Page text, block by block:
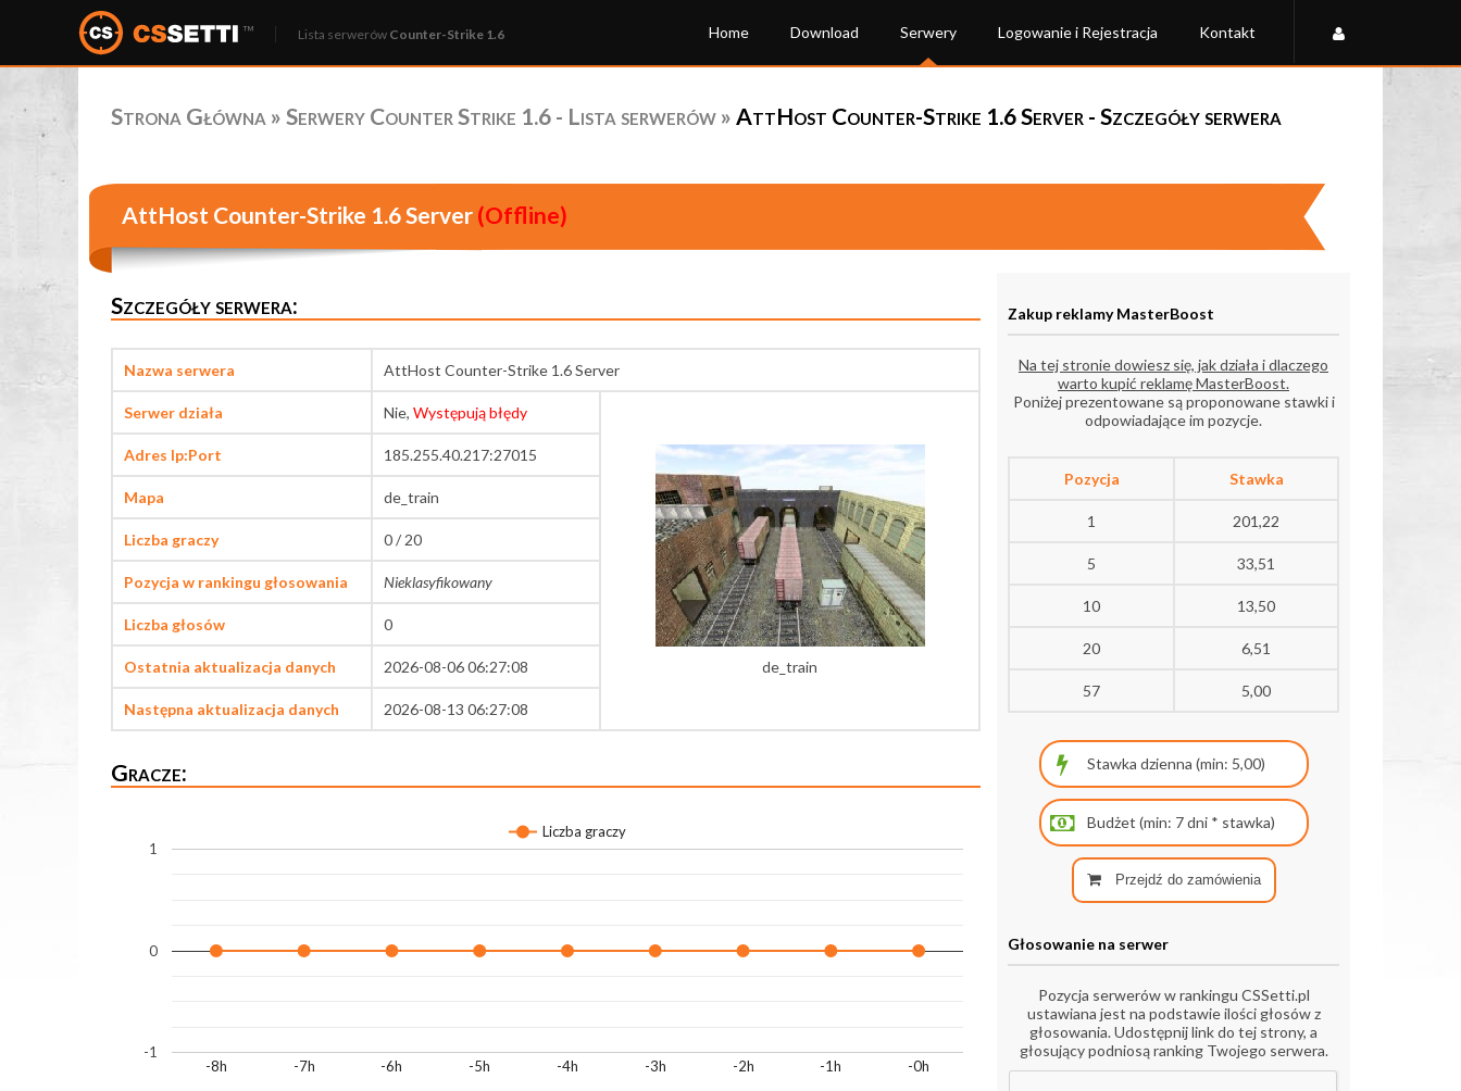
Lista serwerów Counter-Strike 1.6 Home Download Serwery Logowanie i Rejestracja Kontakt
Strona Główna » Serwery Counter Strike 1.6 - Lista serwerów » AttHost Counter-Strike 1.6 Server - Szczegóły serwera
AttHost Counter-Strike 1.6 Server (Offline)
Szczegóły serwera:
Nazwa serwera AttHost Counter-Strike 1.6 Server
Serwer działa Nie, Występują błędy
de_train
Adres Ip:Port 185.255.40.217:27015
Mapa de_train
Liczba graczy 0 / 20
Pozycja w rankingu głosowania Nieklasyfikowany
Liczba głosów 0
Ostatnia aktualizacja danych 2026-08-06 06:27:08
Następna aktualizacja danych 2026-08-13 06:27:08
Gracze:
Liczba graczy
-8h -7h -6h -5h -4h -3h -2h -1h -0h
-1
0
1
Zakup reklamy MasterBoost
Na tej stronie dowiesz się, jak działa i dlaczego
warto kupić reklamę MasterBoost.
Poniżej prezentowane są proponowane stawki i
odpowiadające im pozycje.
Pozycja Stawka
1 201,22
5 33,51
10 13,50
20 6,51
57 5,00
Przejdź do zamówienia
Głosowanie na serwer
Pozycja serwerów w rankingu CSSetti.pl
ustawiana jest na podstawie ilości głosów z
głosowania. Udostępnij link do tej strony, a
głosujący podniosą ranking Twojego serwera.